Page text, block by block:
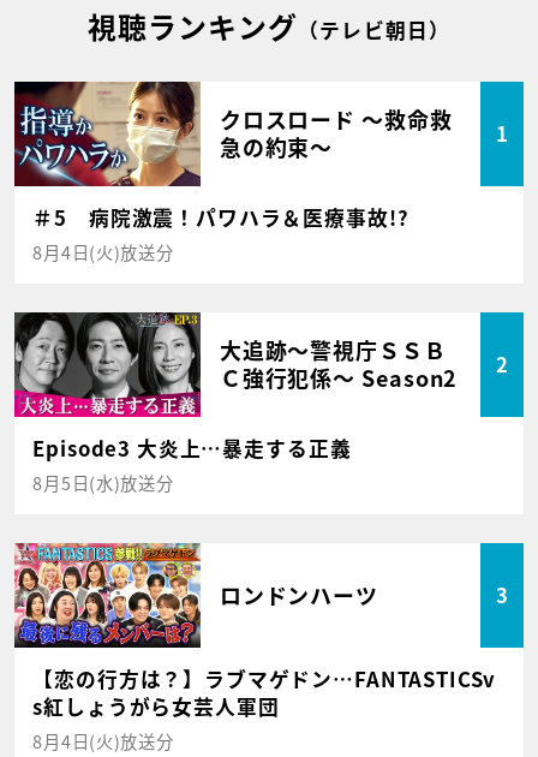
視聴ランキング （テレビ朝日）
クロスロード ～救命救
急の約束～
1
＃5 病院激震！パワハラ＆医療事故!?
8月4日(火)放送分
大追跡～警視庁ＳＳＢ
Ｃ強行犯係～ Season2
2
Episode3 大炎上…暴走する正義
8月5日(水)放送分
ロンドンハーツ 3
【恋の行方は？】ラブマゲドン…FANTASTICSv
s紅しょうがら女芸人軍団
8月4日(火)放送分